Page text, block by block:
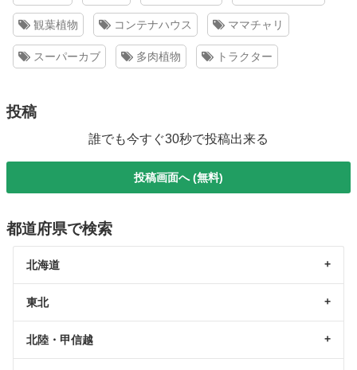
観葉植物 コンテナハウス ママチャリ
スーパーカブ 多肉植物 トラクター
投稿
誰でも今すぐ30秒で投稿出来る
投稿画面へ (無料)
都道府県で検索
北海道
東北
北陸・甲信越